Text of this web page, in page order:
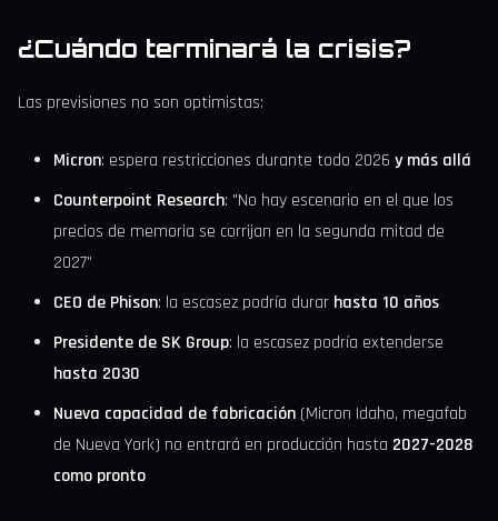
¿Cuándo terminará la crisis?
Las previsiones no son optimistas:
Micron: espera restricciones durante todo 2026 y más allá
Counterpoint Research: "No hay escenario en el que los
precios de memoria se corrijan en la segunda mitad de
2027"
CEO de Phison: la escasez podría durar hasta 10 años
Presidente de SK Group: la escasez podría extenderse
hasta 2030
Nueva capacidad de fabricación (Micron Idaho, megafab
de Nueva York) no entrará en producción hasta 2027-2028
como pronto